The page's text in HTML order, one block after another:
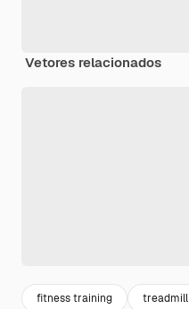
Vetores relacionados
fitness training treadmill